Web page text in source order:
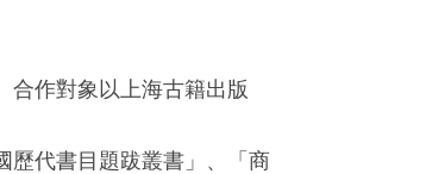
合作對象以上海古籍出版
歷代書目題跋叢書」、「商